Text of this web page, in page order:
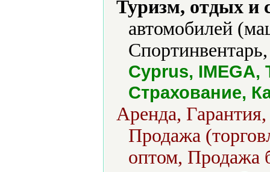
Туризм, отдых и
автомобилей
Cyprus, IMEGA,
Страхование,
Аренда,
Продажа
оптом, Продажа